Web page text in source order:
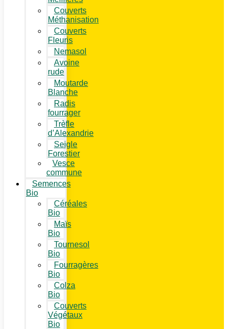
Couverts
Méthanisation
Couverts
Fleuris
Nemasol
Avoine
rude
Moutarde
Blanche
Radis
fourrager
Trèfle
d’Alexandrie
Seigle
Forestier
Vesce
commune
Semences
Bio
Céréales
Bio
Maïs
Bio
Tournesol
Bio
Fourragères
Bio
Colza
Bio
Couverts
Végétaux
Bio